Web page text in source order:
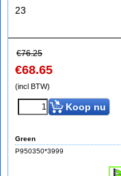
23
€76.25
€68.65
(incl BTW)
Koop nu
Green
P950350*3999